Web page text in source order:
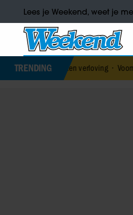
Lees je Weekend, weet je
TRENDING
verloving Voormalig prins